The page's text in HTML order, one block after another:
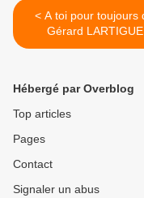
< A toi pour toujours de
Gérard LARTIGUE
Hébergé par Overblog
Top articles
Pages
Contact
Signaler un abus